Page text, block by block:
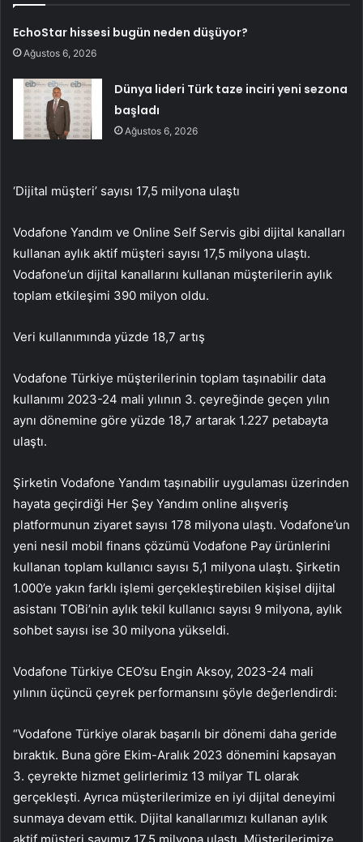
EchoStar hissesi bugün neden düşüyor?
Ağustos 6, 2026
Dünya lideri Türk taze inciri yeni sezona
başladı
Ağustos 6, 2026
‘Dijital müşteri’ sayısı 17,5 milyona ulaştı
Vodafone Yandım ve Online Self Servis gibi dijital kanalları
kullanan aylık aktif müşteri sayısı 17,5 milyona ulaştı.
Vodafone’un dijital kanallarını kullanan müşterilerin aylık
toplam etkileşimi 390 milyon oldu.
Veri kullanımında yüzde 18,7 artış
Vodafone Türkiye müşterilerinin toplam taşınabilir data
kullanımı 2023-24 mali yılının 3. çeyreğinde geçen yılın
aynı dönemine göre yüzde 18,7 artarak 1.227 petabayta
ulaştı.
Şirketin Vodafone Yandım taşınabilir uygulaması üzerinden
hayata geçirdiği Her Şey Yandım online alışveriş
platformunun ziyaret sayısı 178 milyona ulaştı. Vodafone’un
yeni nesil mobil finans çözümü Vodafone Pay ürünlerini
kullanan toplam kullanıcı sayısı 5,1 milyona ulaştı. Şirketin
1.000’e yakın farklı işlemi gerçekleştirebilen kişisel dijital
asistanı TOBi’nin aylık tekil kullanıcı sayısı 9 milyona, aylık
sohbet sayısı ise 30 milyona yükseldi.
Vodafone Türkiye CEO’su Engin Aksoy, 2023-24 mali
yılının üçüncü çeyrek performansını şöyle değerlendirdi:
“Vodafone Türkiye olarak başarılı bir dönemi daha geride
bıraktık. Buna göre Ekim-Aralık 2023 dönemini kapsayan
3. çeyrekte hizmet gelirlerimiz 13 milyar TL olarak
gerçekleşti. Ayrıca müşterilerimize en iyi dijital deneyimi
sunmaya devam ettik. Dijital kanallarımızı kullanan aylık